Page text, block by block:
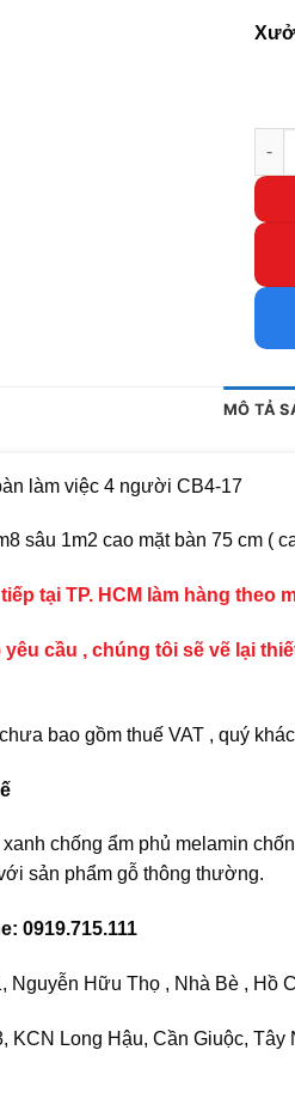
MÔ TẢ
làm việc 4 người CB4-17
sâu 1m2 cao mặt bàn 75 cm (
tại TP. HCM làm hàng theo
cầu , chúng tôi sẽ vẽ lại
bao gồm thuế VAT , quý
chống ẩm phủ melamin
sản phẩm gỗ thông thường.
0919.715.111
Nguyễn Hữu Thọ , Nhà Bè , Hồ
KCN Long Hậu, Cần Giuộc, Tây